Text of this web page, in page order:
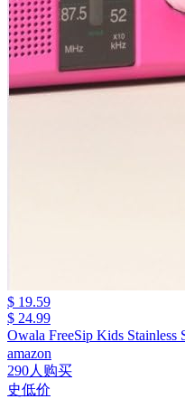
$ 19.59
$ 24.99
Owala FreeSip Kids Stainless
amazon
290人购买
史低价